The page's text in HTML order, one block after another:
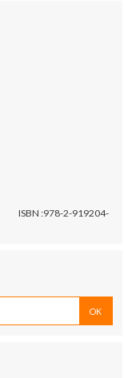
ISBN :978-2-919204-